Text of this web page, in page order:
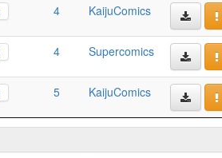
4 KaijuComics
4 Supercomics
5 KaijuComics